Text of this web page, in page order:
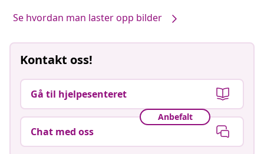
Se hvordan man laster opp bilder
Kontakt oss!
Gå til hjelpesenteret
Anbefalt
Chat med oss